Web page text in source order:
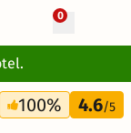
0
2 Tage
60 €
100% 4.6/5